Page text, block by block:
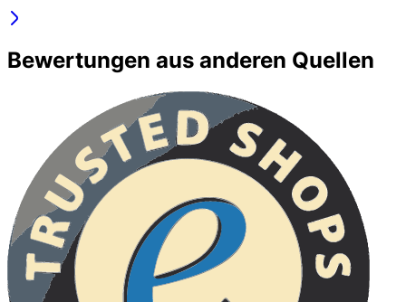
Bewertungen aus anderen Quellen